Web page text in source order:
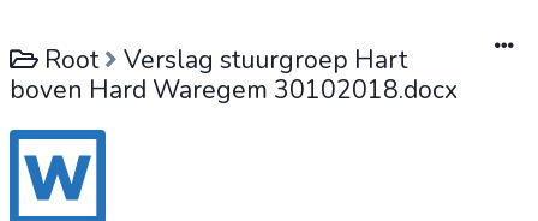
Root
Verslag stuurgroep Hart
boven Hard Waregem 30102018.docx